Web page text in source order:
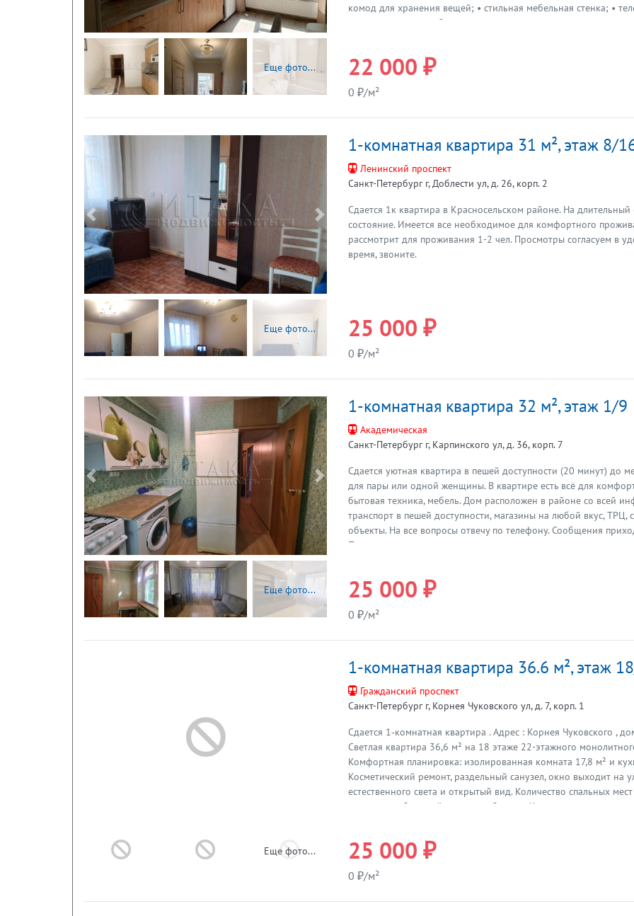
Еще фото...
комoд для xpанения вещей; • стильная мебельная стенка; •
вечернего досуга; • бытовая техника: электроварочная панель,
ароматные пекарни. Всё, что нужно для повседневной жизни,
автобусе - всего 12 минут в пути. Квартира отлично подойдёт
квартиру? Звоните прямо сейчас! С удовольствием отвечу на
подобрать удобное время для просмотра.
22 000 ₽
0 ₽/м²
Следующая Предыдущая
Еще фото...
1-комнатная квартира 31 м², этаж 8/
Ленинский проспект
Санкт-Петербург г, Доблести ул, д. 26, корп. 2
Сдается 1к квартира в Красносельском районе. На
состояние. Имеется все необходимое для комфортного
рассмотрит для проживания 1-2 чел. Просмотры согласуем в
время, звоните.
25 000 ₽
0 ₽/м²
Следующая Предыдущая
Еще фото...
1-комнатная квартира 32 м², этаж 1/9
Академическая
Санкт-Петербург г, Карпинского ул, д. 36, корп. 7
Сдается уютная квартира в пешей доступности (20 минут) до
для пары или одной женщины. В квартире есть всё для
бытовая техника, мебель. Дом расположен в районе со всей
транспорт в пешей доступности, магазины на любой вкус, ТРЦ,
объекты. На все вопросы отвечу по телефону. Сообщения
Показы по договоренности.
25 000 ₽
0 ₽/м²
Еще фото...
1-комнатная квартира 36.6 м², этаж
Гражданский проспект
Санкт-Петербург г, Корнея Чуковского ул, д. 7, корп. 1
Сдается 1‑комнатная квартира . Адрес : Корнея Чуковского ,
Светлая квартира 36,6 м² на 18 этаже 22-этажного
Комфортная планировка: изолированная комната 17,8 м² и
Косметический ремонт, раздельный санузел, окно выходит на
естественного света и открытый вид. Количество спальных
пары или небольшой семьи с ребёнком. Квартира полностью
счетчикам. Расположение выгодно сочетает доступность и
Девяткино — примерно 20 минут на транспорте, развита сеть
25 000 ₽
0 ₽/м²